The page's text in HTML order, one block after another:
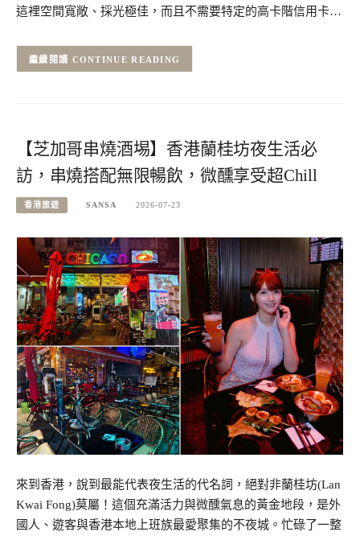
這裡空間寬敞、採光極佳，而且不需要特定的高卡階信用卡…
CONTINUE READING
【芝加哥串燒酒埸】香港蘭桂坊夜生活必
訪，串燒搭配無限暢飲，微醺享受超Chill
香港旅遊 SANSA 2026-07-23
來到香港，說到最能代表夜生活的代名詞，絕對非蘭桂坊(Lan
Kwai Fong)莫屬！這個充滿活力與微醺氣息的黃金地段，是外
國人、遊客與香港本地上班族最愛聚集的不夜城。忙碌了一整